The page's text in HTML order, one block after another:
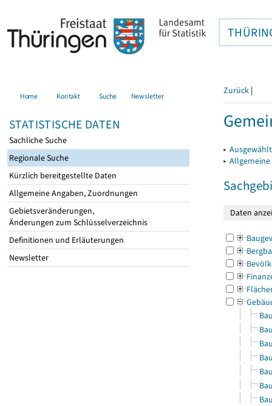
Home Kontakt Suche Newsletter
STATISTISCHE DATEN
Sachliche Suche
Regionale Suche
Kürzlich bereitgestellte Daten
Allgemeine Angaben, Zuordnungen
Gebietsveränderungen,
Änderungen zum Schlüsselverzeichnis
Definitionen und Erläuterungen
Newsletter
Zurück |
▸
▸